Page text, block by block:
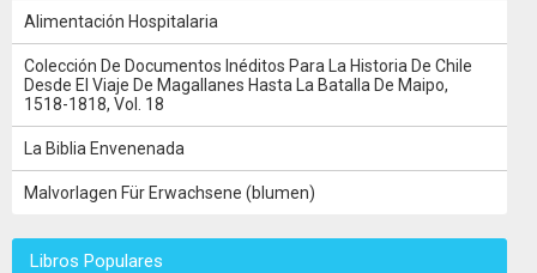
Alimentación Hospitalaria
Colección De Documentos Inéditos Para La Historia De Chile
Desde El Viaje De Magallanes Hasta La Batalla De Maipo,
1518-1818, Vol. 18
La Biblia Envenenada
Malvorlagen Für Erwachsene (blumen)
Libros Populares